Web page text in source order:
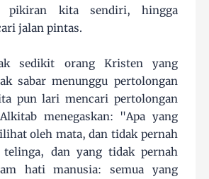
pikiran kita sendiri, hingga
jalan pintas.
sedikit orang Kristen yang
sabar menunggu pertolongan
pun lari mencari pertolongan
menegaskan: "Apa yang
oleh mata, dan tidak pernah
telinga, dan yang tidak pernah
hati manusia: semua yang